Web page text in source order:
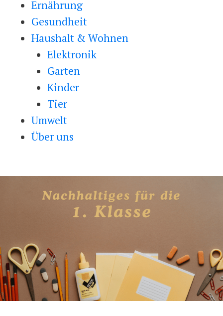
Ernährung
Gesundheit
Haushalt & Wohnen
Elektronik
Garten
Kinder
Tier
Umwelt
Über uns
Vergleich
Modemarke wirklich?
und A.N.D.
kostenlose Rückgabe
Alternative zu Douglas